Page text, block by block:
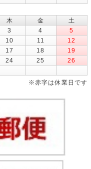
木 金
土
3 4
5
10 11
12
17 18
19
24 25
26
※赤字は休業日です